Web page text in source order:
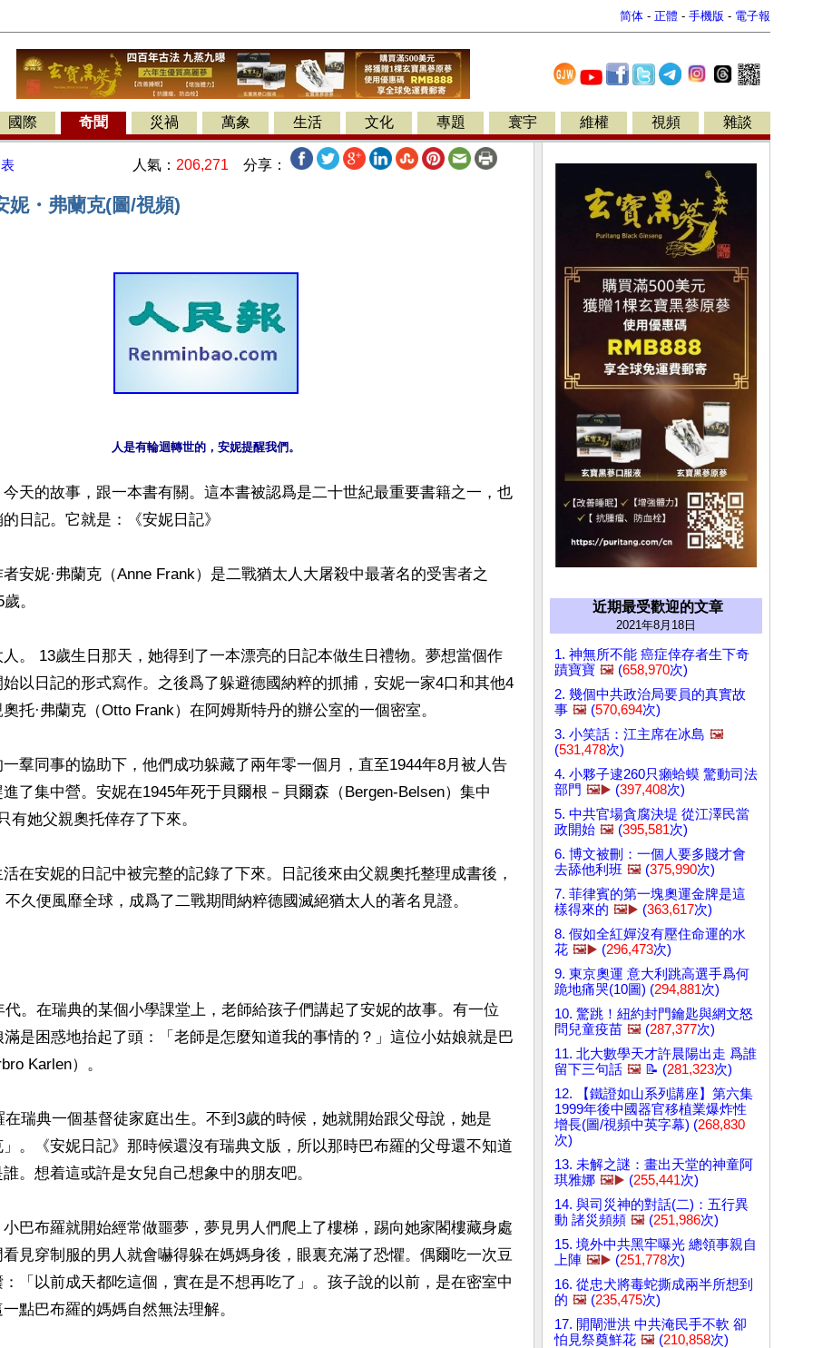
简体 - 正體 - 手機版 - 電子報
國際 奇聞 災禍 萬象 生活 文化 專題 寰宇 維權 視頻 雜談
人氣： 206,271 分享：
妮・弗蘭克(圖/視頻)
人是有輪迴轉世的，安妮提醒我們。
天的故事，跟一本書有關。這本書被認爲是二十世紀最重要書籍之一，也
日記。它就是：《安妮日記》
安妮·弗蘭克（Anne Frank）是二戰猶太人大屠殺中最著名的受害者之
。
。 13歲生日那天，她得到了一本漂亮的日記本做生日禮物。夢想當個作
以日記的形式寫作。之後爲了躲避德國納粹的抓捕，安妮一家4口和其他4
托·弗蘭克（Otto Frank）在阿姆斯特丹的辦公室的一個密室。
羣同事的協助下，他們成功躲藏了兩年零一個月，直至1944年8月被人告
了集中營。安妮在1945年死于貝爾根－貝爾森（Bergen-Belsen）集中
有她父親奧托倖存了下來。
在安妮的日記中被完整的記錄了下來。日記後來由父親奧托整理成書後，
久便風靡全球，成爲了二戰期間納粹德國滅絕猶太人的著名見證。
代。在瑞典的某個小學課堂上，老師給孩子們講起了安妮的故事。有一位
是困惑地抬起了頭：「老師是怎麼知道我的事情的？」這位小姑娘就是巴
Karlen）。
在瑞典一個基督徒家庭出生。不到3歲的時候，她就開始跟父母說，她是
。《安妮日記》那時候還沒有瑞典文版，所以那時巴布羅的父母還不知道
。想着這或許是女兒自己想象中的朋友吧。
巴布羅就開始經常做噩夢，夢見男人們爬上了樓梯，踢向她家閣樓藏身處
見穿制服的男人就會嚇得躲在媽媽身後，眼裏充滿了恐懼。偶爾吃一次豆
「以前成天都吃這個，實在是不想再吃了」。孩子說的以前，是在密室中
點巴布羅的媽媽自然無法理解。
近期最受歡迎的文章
2021年8月18日
1. 神無所不能 癌症倖存者生下奇
蹟寶寶 🖼️ (658,970次)
2. 幾個中共政治局要員的真實故
事 🖼️ (570,694次)
3. 小笑話：江主席在冰島 🖼️
(531,478次)
4. 小夥子逮260只癩蛤蟆 驚動司法
部門 🖼️▶️ (397,408次)
5. 中共官場貪腐決堤 從江澤民當
政開始 🖼️ (395,581次)
6. 博文被刪：一個人要多賤才會
去舔他利班 🖼️ (375,990次)
7. 菲律賓的第一塊奧運金牌是這
樣得來的 🖼️▶️ (363,617次)
8. 假如全紅嬋沒有壓住命運的水
花 🖼️▶️ (296,473次)
9. 東京奧運 意大利跳高選手爲何
跪地痛哭(10圖) (294,881次)
10. 驚跳！紐約封門鑰匙與網文怒
問兒童疫苗 🖼️ (287,377次)
11. 北大數學天才許晨陽出走 爲誰
留下三句話 🖼️ 📝 (281,323次)
12. 【鐵證如山系列講座】第六集
1999年後中國器官移植業爆炸性
增長(圖/視頻中英字幕) (268,830
次)
13. 未解之謎：畫出天堂的神童阿
琪雅娜 🖼️▶️ (255,441次)
14. 與司災神的對話(二)：五行異
動 諸災頻頻 🖼️ (251,986次)
15. 境外中共黑牢曝光 總領事親自
上陣 🖼️▶️ (251,778次)
16. 從忠犬將毒蛇撕成兩半所想到
的 🖼️ (235,475次)
17. 開閘泄洪 中共淹民手不軟 卻
怕見祭奠鮮花 🖼️ (210,858次)